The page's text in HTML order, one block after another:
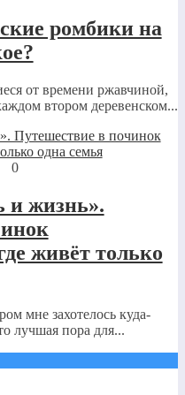
ромбики на
от времени ржавчиной,
втором деревенском...
0
и жизнь».
живёт только
мне захотелось куда-
лучшая пора для...